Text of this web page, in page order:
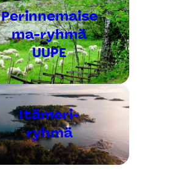
Perinnemaise
ma-ryhmä
UUPE
Itämeri-
ryhmä